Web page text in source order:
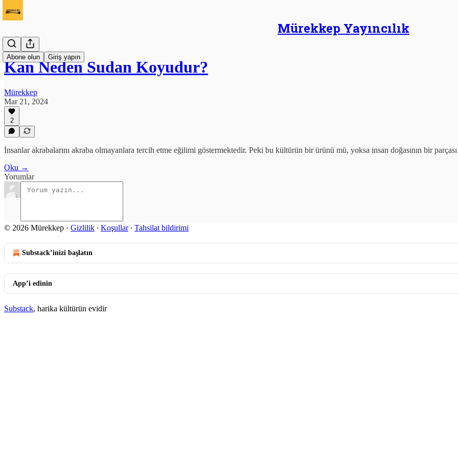
Mürekkep Yayıncılık
Abone olun Giriş yapın
Kan Neden Sudan Koyudur?
Mürekkep
Mar 21, 2024
2
İnsanlar akrabalarını akraba olmayanlara tercih etme eğilimi göstermektedir. Peki bu kültürün bir ürünü mü, yoksa insan doğasının bir parçası
Oku →
Yorumlar
© 2026 Mürekkep · Gizlilik ∙ Koşullar∙ Tahsilat bildirimi
Substack’inizi başlatın
App’i edinin
Substack, harika kültürün evidir